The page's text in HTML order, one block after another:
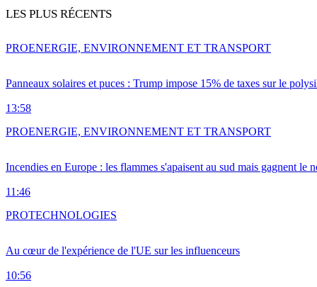
LES PLUS RÉCENTS
Panneaux solaires et puces : Trump impose 15% de taxes sur le
13:58
PROENERGIE, ENVIRONNEMENT ET TRANSPORT
Incendies en Europe : les flammes s'apaisent au sud mais gagnent le
11:46
PROENERGIE, ENVIRONNEMENT ET TRANSPORT
Au cœur de l'expérience de l'UE sur les influenceurs
10:56
PROTECHNOLOGIES